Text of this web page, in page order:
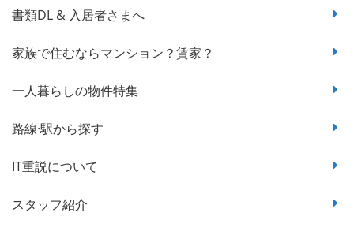
書類DL & 入居者さまへ
家族で住むならマンション？賃家？
一人暮らしの物件特集
路線·駅から探す
IT重説について
スタッフ紹介